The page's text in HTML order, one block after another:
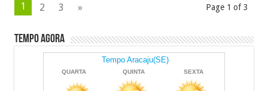
Page 1 of 3
1 2 3 »
Tempo Agora